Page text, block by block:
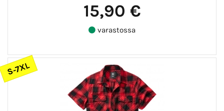
15,90 €
varastossa
S-7XL